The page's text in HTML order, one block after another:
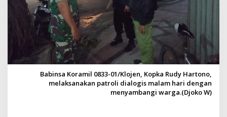
r
P
a
r
o
D
i
Babinsa Koramil 0833-01/Klojen, Kopka Rudy Hartono,
melaksanakan patroli dialogis malam hari dengan
menyambangi warga.(Djoko W)